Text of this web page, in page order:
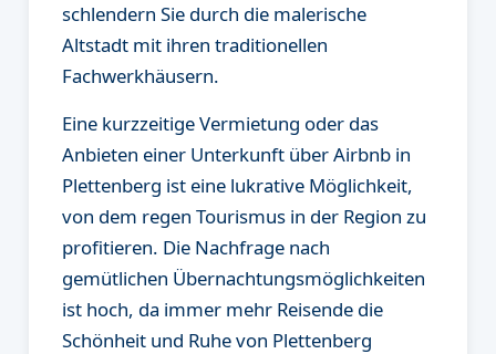
schlendern Sie durch die malerische
Altstadt mit ihren traditionellen
Fachwerkhäusern.
Eine kurzzeitige Vermietung oder das
Anbieten einer Unterkunft über Airbnb in
Plettenberg ist eine lukrative Möglichkeit,
von dem regen Tourismus in der Region zu
profitieren. Die Nachfrage nach
gemütlichen Übernachtungsmöglichkeiten
ist hoch, da immer mehr Reisende die
Schönheit und Ruhe von Plettenberg